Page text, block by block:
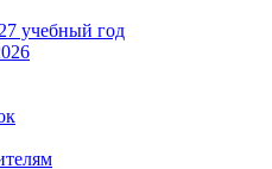
учебный год